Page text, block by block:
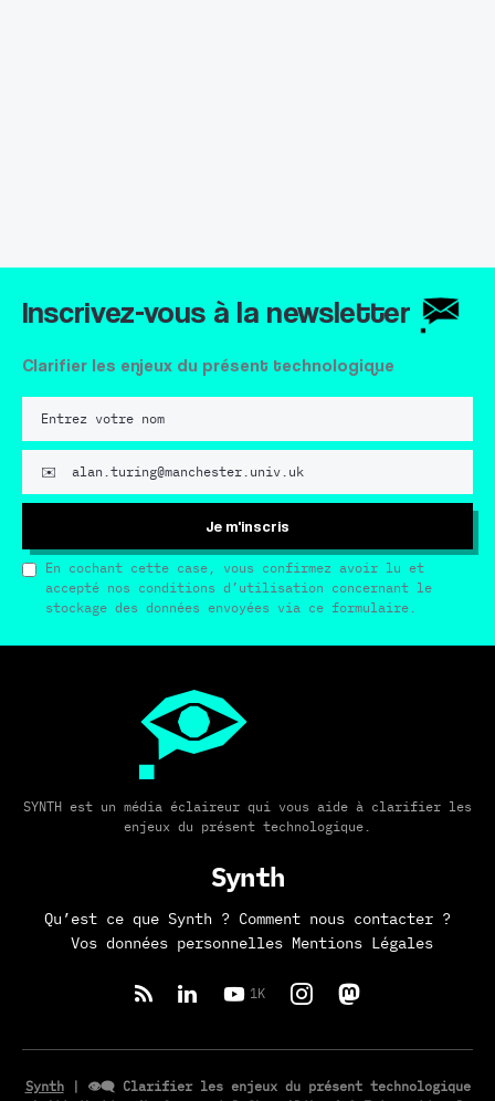
Inscrivez-vous à la newsletter
Clarifier les enjeux du présent technologique
Je m'inscris
En cochant cette case, vous confirmez avoir lu et
accepté nos conditions d’utilisation concernant le
stockage des données envoyées via ce formulaire.
SYNTH est un média éclaireur qui vous aide à clarifier les
enjeux du présent technologique.
Synth
Qu’est ce que Synth ?
Comment nous contacter ?
Vos données personnelles
Mentions Légales
1K
Synth| 👁️‍🗨️ Clarifier les enjeux du présent technologique